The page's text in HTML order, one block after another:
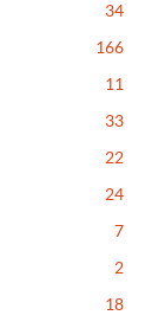
34
166
11
33
22
24
7
2
18